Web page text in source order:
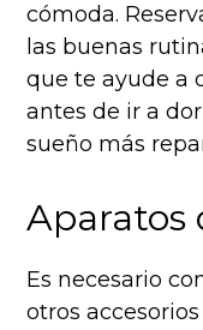
cómoda.
las buenas
que te ayude a
antes de ir a
sueño más
Aparatos
Es necesario
otros